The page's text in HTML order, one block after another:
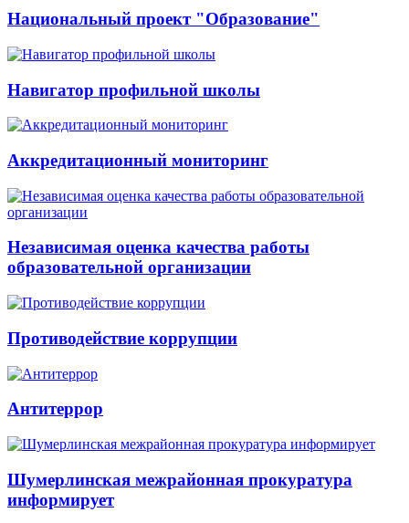
Национальный проект "Образование"
Навигатор профильной школы
Аккредитационный мониторинг
Независимая оценка качества работы
образовательной организации
Противодействие коррупции
Антитеррор
Шумерлинская межрайонная прокуратура
информирует